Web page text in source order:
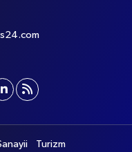
Turizm